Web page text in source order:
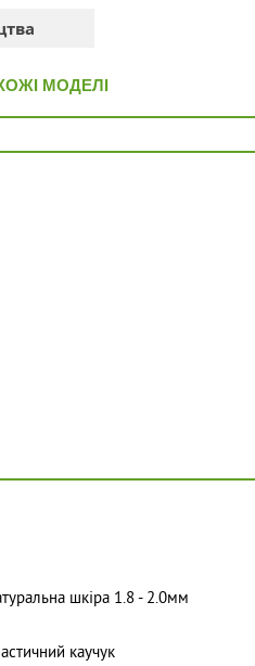
МОДЕЛІ
шкіра 1.8 - 2.0мм
каучук